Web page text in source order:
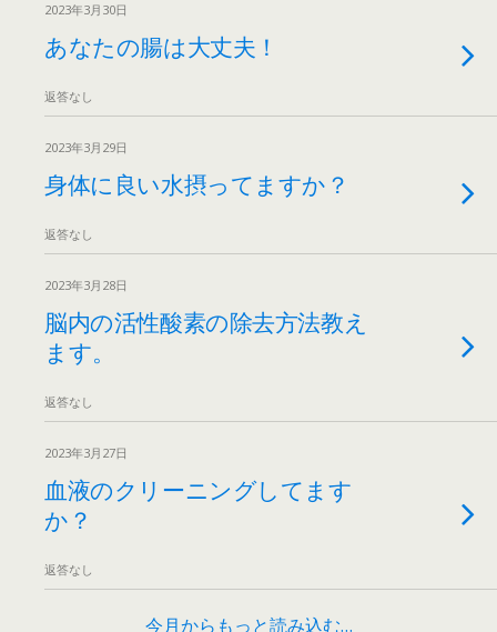
2023年3月30日
あなたの腸は大丈夫！
返答なし
2023年3月29日
身体に良い水摂ってますか？
返答なし
2023年3月28日
脳内の活性酸素の除去方法教え
ます。
返答なし
2023年3月27日
血液のクリーニングしてます
か？
返答なし
今月からもっと読み込む…